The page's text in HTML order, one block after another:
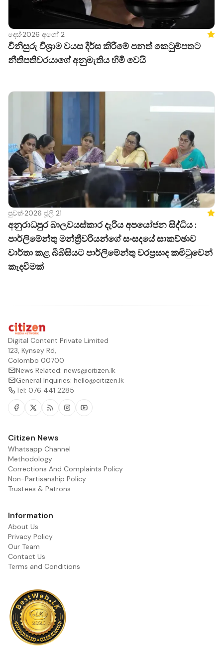
දෙස්·2026 අගෝ 2
විනිසුරු විශ්‍රාම වයස දීර්ඝ කිරීමේ පනත් කෙටුම්පතට
නීතිපතිවරයාගේ අනුමැතිය හිමි වෙයි
පුවත්·2026 ජූලි 21
අනුරාධපුර බාලවයස්කාර දැරිය අපයෝජන සිද්ධිය :
පාර්ලිමේන්තු මන්ත්‍රීවරියන්ගේ සංසදයේ සාකච්ඡාව
වාර්තා කළ බීබිසියට පාර්ලිමේන්තු වරප්‍රසාද කමිටුවෙන්
කැදවීමක්
Digital Content Private Limited
123, Kynsey Rd,
Colombo 00700
News Related: news@citizen.lk
General Inquiries: hello@citizen.lk
Tel: 076 441 2285
Facebook
Twitter
RSS InstagramYoutube
Citizen News
Whatsapp Channel
Methodology
Corrections And Complaints Policy
Non-Partisanship Policy
Trustees & Patrons
Information
About Us
Privacy Policy
Our Team
Contact Us
Terms and Conditions